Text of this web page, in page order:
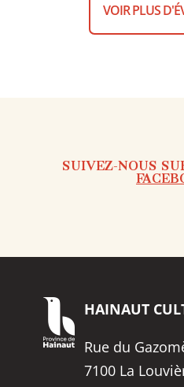
VOIR PLUS
SUIVEZ-NOUS
HAINAUT
Rue du
7100 La